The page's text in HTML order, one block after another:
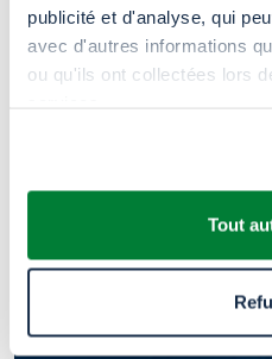
publicité et d'analyse, qui
avec d'autres informations
ou qu'ils ont collectées lors
Tout
Nos